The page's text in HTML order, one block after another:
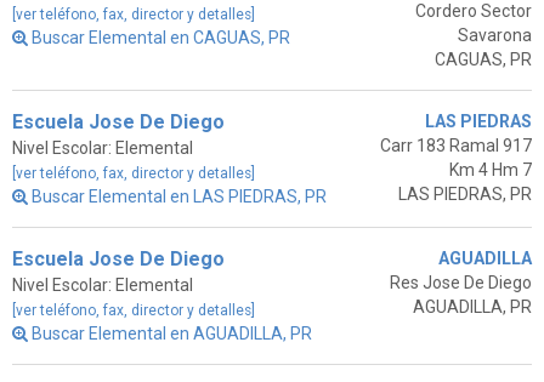
[ver teléfono, fax, director y detalles]
Buscar Elemental en CAGUAS, PR
Cordero Sector
Savarona
CAGUAS, PR
Escuela Jose De Diego
Nivel Escolar: Elemental
[ver teléfono, fax, director y detalles]
Buscar Elemental en LAS PIEDRAS, PR
LAS PIEDRAS
Carr 183 Ramal 917
Km 4 Hm 7
LAS PIEDRAS, PR
Escuela Jose De Diego
Nivel Escolar: Elemental
[ver teléfono, fax, director y detalles]
Buscar Elemental en AGUADILLA, PR
AGUADILLA
Res Jose De Diego
AGUADILLA, PR